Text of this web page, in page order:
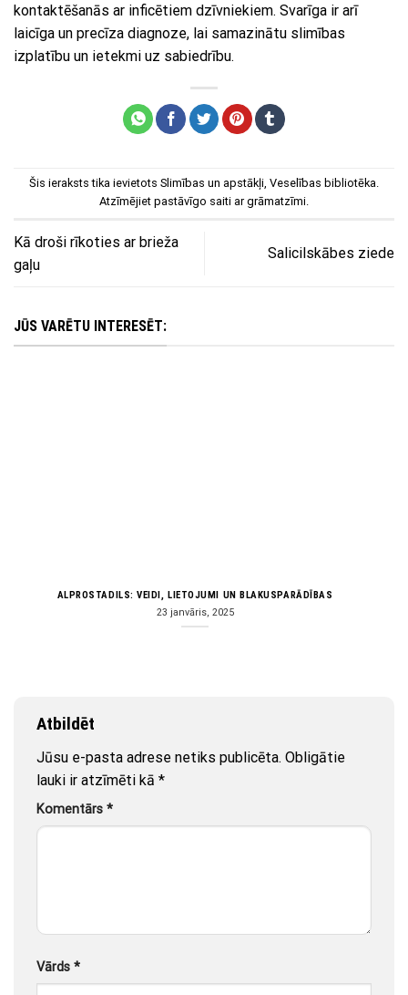
kontaktēšanās ar inficētiem dzīvniekiem. Svarīga ir arī
laicīga un precīza diagnoze, lai samazinātu slimības
izplatību un ietekmi uz sabiedrību.
Šis ieraksts tika ievietots Slimības un apstākļi, Veselības bibliotēka.
Atzīmējiet pastāvīgo saiti ar grāmatzīmi.
Kā droši rīkoties ar brieža
gaļu
Salicilskābes ziede
JŪS VARĒTU INTERESĒT:
ALPROSTADILS: VEIDI, LIETOJUMI UN BLAKUSPARĀDĪBAS
23 janvāris, 2025
Atbildēt
Jūsu e-pasta adrese netiks publicēta. Obligātie
lauki ir atzīmēti kā *
Komentārs *
Vārds *